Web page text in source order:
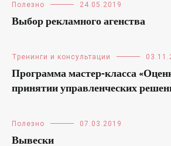
Полезно 24.05.2019
Выбор рекламного агенства
Тренинги и консультации
Программа мастер-класса
принятии управленческих
Полезно 07.03.2019
Вывески